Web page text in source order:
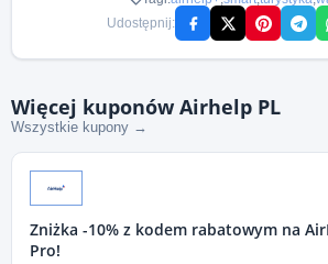
Udostępnij:
Więcej kuponów Airhelp PL
Wszystkie kupony →
Zniżka -10% z kodem rabatowym na
Pro!